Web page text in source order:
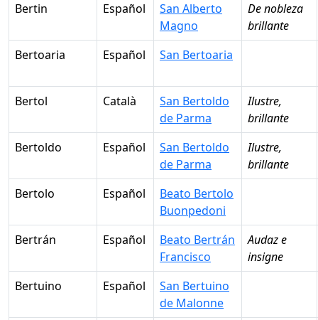
Bertin
Español
San Alberto
Magno
De nobleza
brillante
Bertoaria
Español San Bertoaria
Bertol Català
San Bertoldo
de Parma
Ilustre,
brillante
Bertoldo
Español
San Bertoldo
de Parma
Ilustre,
brillante
Bertolo
Español
Beato Bertolo
Buonpedoni
Bertrán
Español
Beato Bertrán
Francisco
Audaz e
insigne
Bertuino
Español
San Bertuino
de Malonne